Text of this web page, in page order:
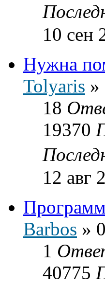
10 сен
Нужна
Tolyaris »
18
19370
12 авг
Barbos »
1
40775